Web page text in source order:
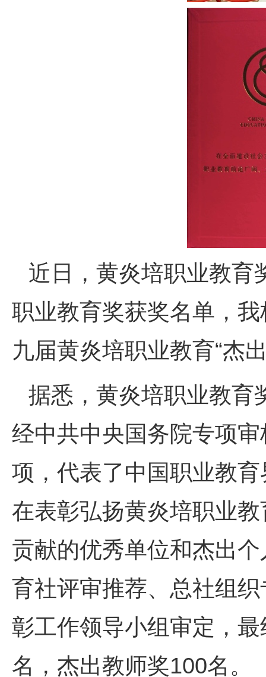
近日，黄炎培职业教育
职业教育奖获奖名单，
九届黄炎培职业教育“杰
据悉，黄炎培职业教育
经中共中央国务院专项
项，代表了中国职业教
在表彰弘扬黄炎培职业
贡献的优秀单位和杰出
育社评审推荐、总社组
彰工作领导小组审定，
名，杰出教师奖100名。